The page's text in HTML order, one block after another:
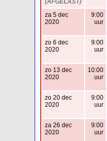
(AFGELAST)
za 5 dec
2020
9:00
uur
zo 6 dec
2020
9:00
uur
zo 13 dec
2020
10:00
uur
zo 20 dec
2020
9:00
uur
za 26 dec
2020
9:00
uur